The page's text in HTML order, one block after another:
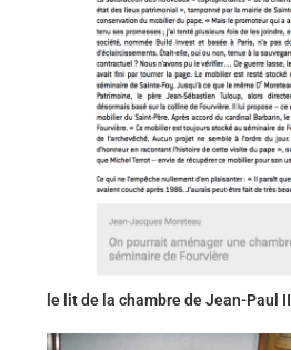
le lit de la chambre de Jean-Paul II